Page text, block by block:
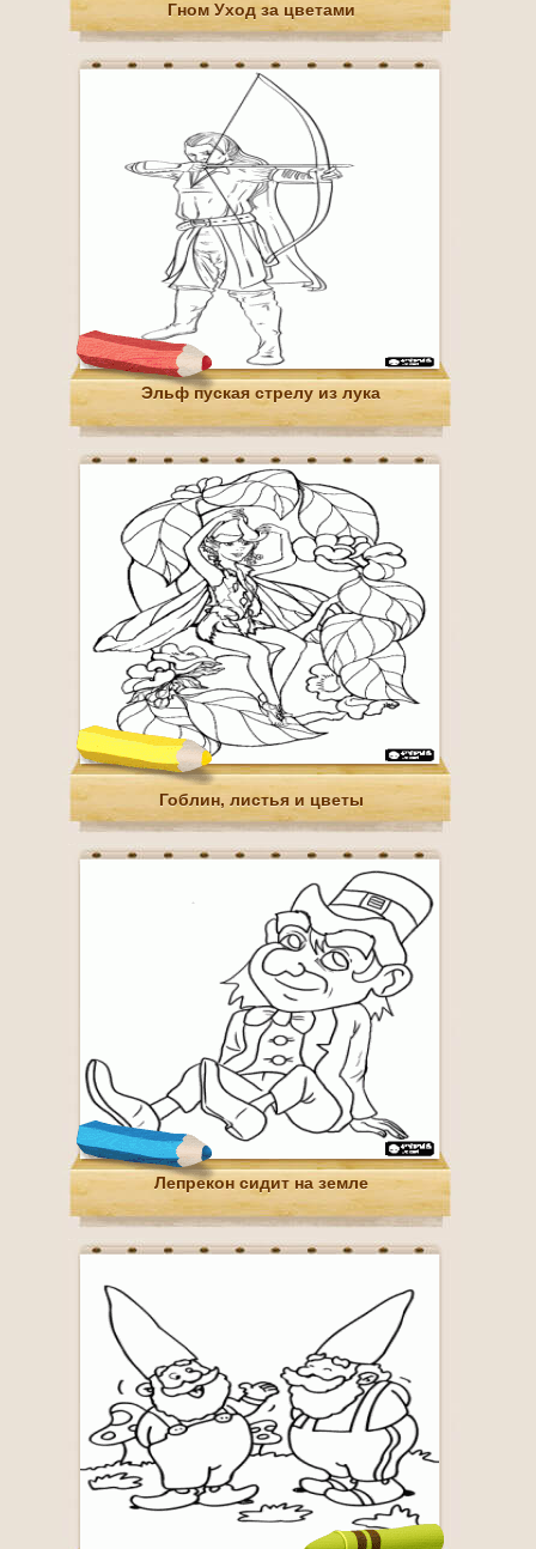
Гном Уход за цветами
Эльф пуская стрелу из лука
Гоблин, листья и цветы
Лепрекон сидит на земле